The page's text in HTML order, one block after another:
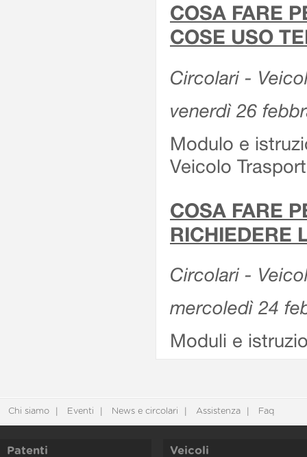
COSA FARE
COSE USO
Circolari -
venerdì 26
Modulo e
Veicolo
COSA FARE
RICHIEDERE
Circolari -
mercoledì 24
Moduli e
Chi siamo Eventi News e circolari Assistenza Faq
Patenti Veicoli